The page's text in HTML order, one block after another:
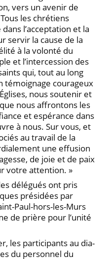
vers un avenir de
les chrétiens
l’acceptation et la
servir la cause de la
à la volonté du
et l’intercession des
qui, tout au long
témoignage courageux
nous soutenir et
nous affrontons les
et espérance dans
à nous. Sur vous, et
au travail de la
une effusion
de joie et de paix
votre attention. »
délégués ont pris
présidées par
Paul-hors-les-Murs
de prière pour l’unité
les participants au dia­
du personnel du